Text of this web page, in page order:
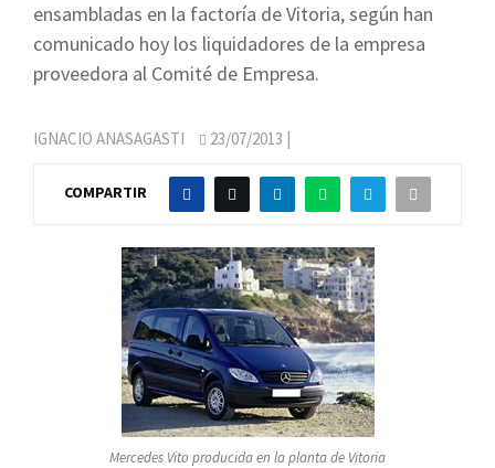
ensambladas en la factoría de Vitoria, según han
comunicado hoy los liquidadores de la empresa
proveedora al Comité de Empresa.
IGNACIO ANASAGASTI 23/07/2013 |
COMPARTIR
Mercedes Vito producida en la planta de Vitoria